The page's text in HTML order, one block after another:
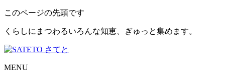
このページの先頭です
くらしにまつわるいろんな知恵、ぎゅっと集めます。
MENU